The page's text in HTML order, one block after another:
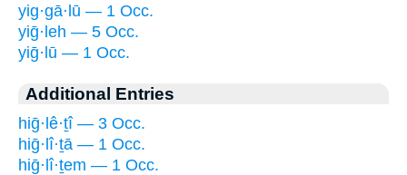
yig·gā·lū — 1 Occ.
yiḡ·leh — 5 Occ.
yiḡ·lū — 1 Occ.
Additional Entries
hiḡ·lê·ṯî — 3 Occ.
hiḡ·lî·ṯā — 1 Occ.
hiḡ·lî·ṯem — 1 Occ.